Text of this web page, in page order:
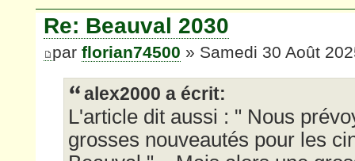
Re: Beauval 2030
par florian74500 » Samedi 30 Août
alex2000 a écrit:
L'article dit aussi : " Nous
grosses nouveautés pour les